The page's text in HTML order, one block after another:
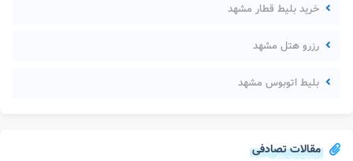
خرید بلیط قطار مشهد
رزرو هتل مشهد
بلیط اتوبوس مشهد
مقالات تصادفی